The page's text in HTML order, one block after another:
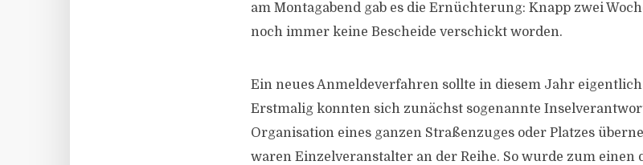
am Montagabend gab es die Ernüchterung: Knapp zwei
noch immer keine Bescheide verschickt worden.
Ein neues Anmeldeverfahren sollte in diesem Jahr
Erstmalig konnten sich zunächst sogenannte
Organisation eines ganzen Straßenzuges oder Platzes
waren Einzelveranstalter an der Reihe. So wurde zum einen